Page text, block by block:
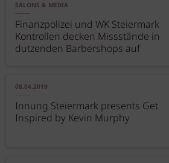
SALONS & MEDIA
Finanzpolizei und WK Steiermark
Kontrollen decken Missstände in
dutzenden Barbershops auf
08.04.2019
Innung Steiermark presents Get
Inspired by Kevin Murphy